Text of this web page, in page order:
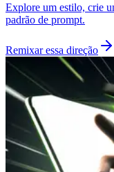
Explore um estilo, crie
padrão de prompt.
Remixar essa direção